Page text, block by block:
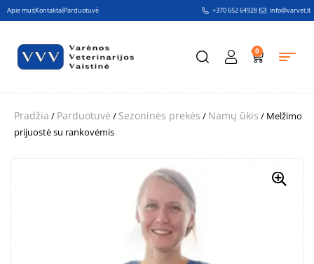
Apie musKontaktaiParduotuvė +370 652 64928 info@varvet.lt
0
Pradžia / Parduotuvė / Sezoninės prekės / Namų ūkis / Melžimo
prijuostė su rankovėmis